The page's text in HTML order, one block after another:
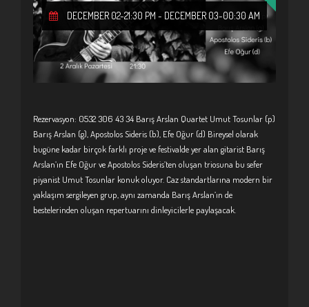
DECEMBER 02-21:30 PM - DECEMBER 03-00:30 AM
Rezervasyon: 0532 306 43 34 Barış Arslan Quartet Umut Tosunlar (p)
Barış Arslan (g), Apostolos Sideris (b), Efe Oğur (d) Bireysel olarak
bugüne kadar birçok farklı proje ve festivalde yer alan gitarist Barış
Arslan’ın Efe Oğur ve Apostolos Sideris’ten oluşan triosuna bu sefer
piyanist Umut Tosunlar konuk oluyor. Caz standartlarına modern bir
yaklaşım sergileyen grup, aynı zamanda Barış Arslan’ın de
bestelerinden oluşan repertuarını dinleyicilerle paylaşacak.